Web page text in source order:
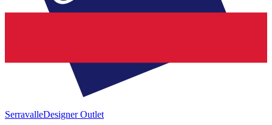
SerravalleDesigner Outlet